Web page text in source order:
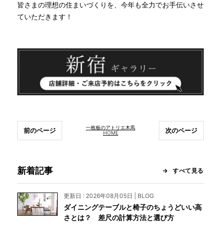
皆さまの理想の住まいづくりを、今年も全力でお手伝いさせ
ていただきます！
一枚板のアトリエ木馬
HOME
前のページ 次のページ
新着記事 すべて見る
更新日 : 2026年08月05日 | BLOG
ダイニングテーブルと椅子のちょうどいい高
さとは？ 差尺の計算方法と選び方